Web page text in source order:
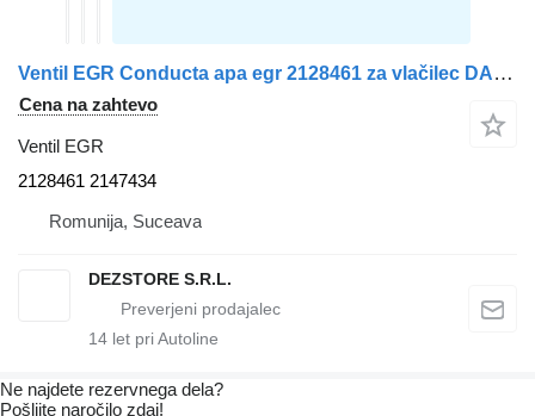
Ventil EGR Conducta apa egr 2128461 za vlačilec DAF XF
Cena na zahtevo
Ventil EGR
2128461 2147434
Romunija, Suceava
DEZSTORE S.R.L.
14 let pri Autoline
Ne najdete rezervnega dela?
Pošljite naročilo zdaj!